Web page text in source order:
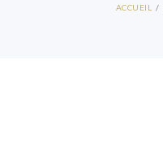
ACCUEIL